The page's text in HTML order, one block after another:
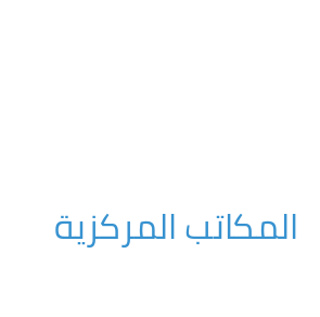
المكاتب المركزية